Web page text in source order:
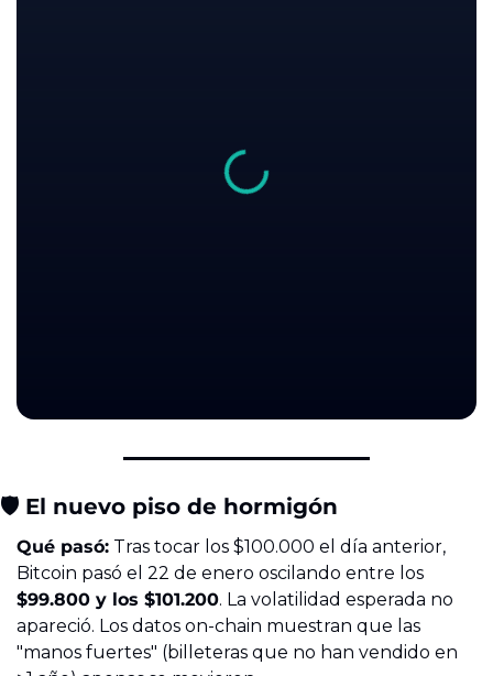
🛡️ El nuevo piso de hormigón
Qué pasó: Tras tocar los $100.000 el día anterior,
$99.800 y los $101.200. La volatilidad esperada no
apareció. Los datos on-chain muestran que las
"manos fuertes" (billeteras que no han vendido en